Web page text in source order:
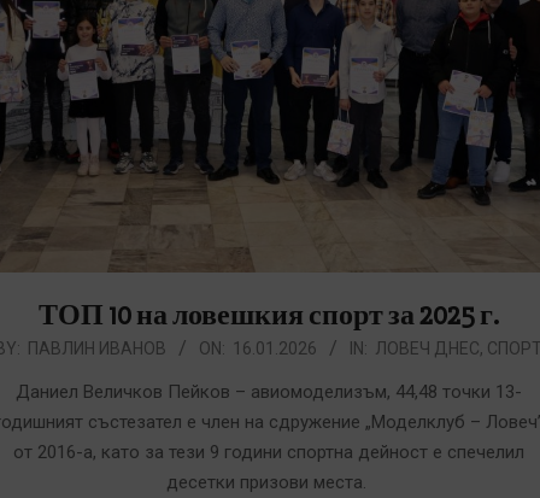
ТОП 10 на ловешкия спорт за 2025 г.
ПАВЛИН ИВАНОВ ON: 16.01.2026 IN: ЛОВЕЧ ДНЕС,
Даниел Величков Пейков – авиомоделизъм, 44,48 точки 13-
състезател е член на сдружение „Моделклуб –
от 2016-а, като за тези 9 години спортна дейност е спечелил
десетки призови места.